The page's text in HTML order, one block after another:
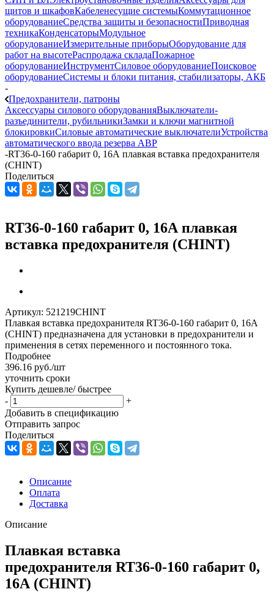
щитов и шкафовКабеленесущие системыКоммутационное
оборудованиеСредства защиты и безопасностиПриводная
техникаКонденсаторыМодульное
оборудованиеИзмерительные приборыОборудование для
работ на высотеРаспродажа складаПожарное
оборудованиеИнструментСиловое оборудованиеПоисковое
оборудованиеСистемы и блоки питания, стабилизаторы, АКБ
-
Предохранители, патроны
Аксессуары силового оборудованияВыключатели-
разъединители, рубильникиЗамки и ключи магнитной
блокировкиСиловые автоматические выключателиУстройства
автоматического ввода резерва АВР
-RT36-0-160 габарит 0, 16А плавкая вставка предохранителя
(CHINT)
Поделиться
RT36-0-160 габарит 0, 16А плавкая
вставка предохранителя (CHINT)
Артикул: 521219CHINT
Плавкая вставка предохранителя RT36-0-160 габарит 0, 16А
(CHINT) предназначена для установки в предохранители и
применения в сетях переменного и постоянного тока.
Подробнее
396.16 руб./шт
уточнить сроки
Купить дешевле/ быстрее
-
+
Добавить в спецификацию
Отправить запрос
Поделиться
Описание
Оплата
Доставка
Описание
Плавкая вставка
предохранителя RT36-0-160 габарит 0,
16А (CHINT)